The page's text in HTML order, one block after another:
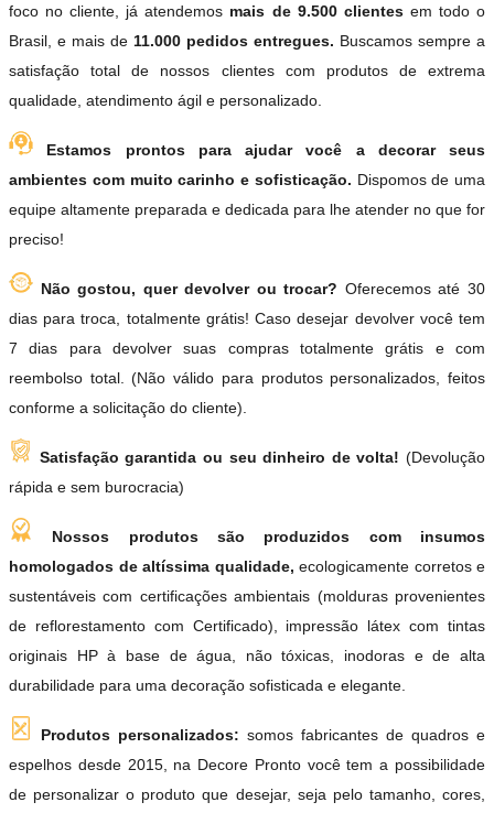
foco no cliente, já atendemos mais de 9.500 clientesem todo o
Brasil, e mais de 11.000 pedidos entregues. Buscamos sempre a
satisfação total de nossos clientes com produtos de extrema
qualidade, atendimento ágil e personalizado.
Estamos prontos para ajudar você a decorar seus
ambientes com muito carinho e sofisticação. Dispomos de uma
equipe altamente preparada e dedicada para lhe atender no que for
preciso!
Não gostou, quer devolver ou trocar? Oferecemos até 30
dias para troca, totalmente grátis! Caso desejar devolver você tem
7 dias para devolver suas compras totalmente grátis e com
reembolso total. (Não válido para produtos personalizados, feitos
conforme a solicitação do cliente).
Satisfação garantida ou seu dinheiro de volta! (Devolução
rápida e sem burocracia)
Nossos produtos são produzidos com insumos
homologados de altíssima qualidade, ecologicamente corretos e
sustentáveis com certificações ambientais (molduras provenientes
de reflorestamento com Certificado), impressão látex com tintas
originais HP à base de água, não tóxicas, inodoras e de alta
durabilidade para uma decoração sofisticada e elegante.
Produtos personalizados: somos fabricantes de quadros e
espelhos desde 2015, na Decore Pronto você tem a possibilidade
de personalizar o produto que desejar, seja pelo tamanho, cores,